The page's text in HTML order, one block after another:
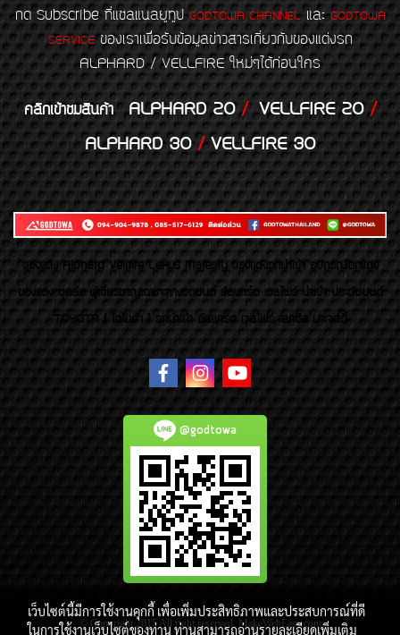
กด Subscribe ที่แชลแนลยูทูป GODTOWA CHANNELและGODTOWA
SERVICEของเราเพื่อรับข้อมูลข่าวสารเกี่ยวกับของแต่งรถ
ALPHARD / VELLFIRE ใหม่ๆได้ก่อนใคร
คลิกเข้าชมสินค้า ALPHARD 20/VELLFIRE 20/
ALPHARD 30/VELLFIRE 30
ของเเต่ง Alphard Vellfire Lexus Majesty ของเเต่งรถนำเข้า อุปกรณ์ตกแต่ง
ของแต่ง ชุดล้อ ผู้เชี่ยวชาญเฉพาะทางรถยนต์ อัลพาร์ด เวลไฟร์ นำเข้า ประดับยนต์
TOYOTA ( โตโยต้า ) รถนำเข้า อัลพาร์ด เวลไฟร์ เลกซัส มาเจสตี้
@godtowa
© Copyright 2015 All right reserved. MakeWebEasy.com
เว็บไซต์นี้มีการใช้งานคุกกี้ เพื่อเพิ่มประสิทธิภาพและประสบการณ์ที่ดี
ในการใช้งานเว็บไซต์ของท่าน ท่านสามารถอ่านรายละเอียดเพิ่มเติม